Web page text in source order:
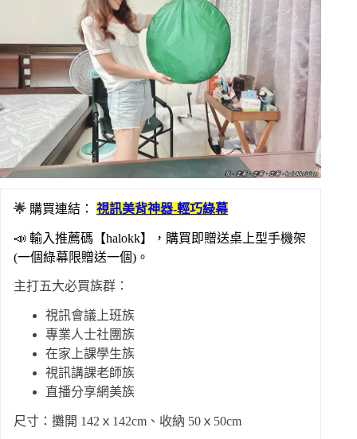
🌟 購買連結： 視訊美背神器-輕巧綠幕
📣 輸入推薦碼【halokk】，購買即贈送桌上型手機架
(一個綠幕限贈送一個)。
主打五大必買族群：
視訊會議上班族
專業人士社團族
在家上課學生族
視訊講課老師族
直播分享網美族
尺寸：攤開 142ｘ142cm、收納 50ｘ50cm